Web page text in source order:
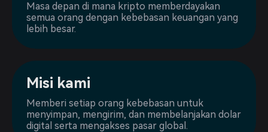
Masa depan di mana kripto memberdayakan
semua orang dengan kebebasan keuangan yang
lebih besar.
Misi kami
Memberi setiap orang kebebasan untuk
menyimpan, mengirim, dan membelanjakan dolar
digital serta mengakses pasar global.